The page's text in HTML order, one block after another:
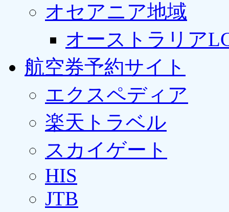
オセアニア地域
オーストラリア
航空券予約サイト
エクスペディア
楽天トラベル
スカイゲート
HIS
JTB